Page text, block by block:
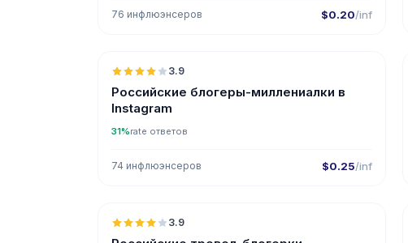
76 инфлюэнсеров $0.20/inf
3.9
Российские блогеры-миллениалки в
Instagram
31%rate ответов
74 инфлюэнсеров $0.25/inf
3.9